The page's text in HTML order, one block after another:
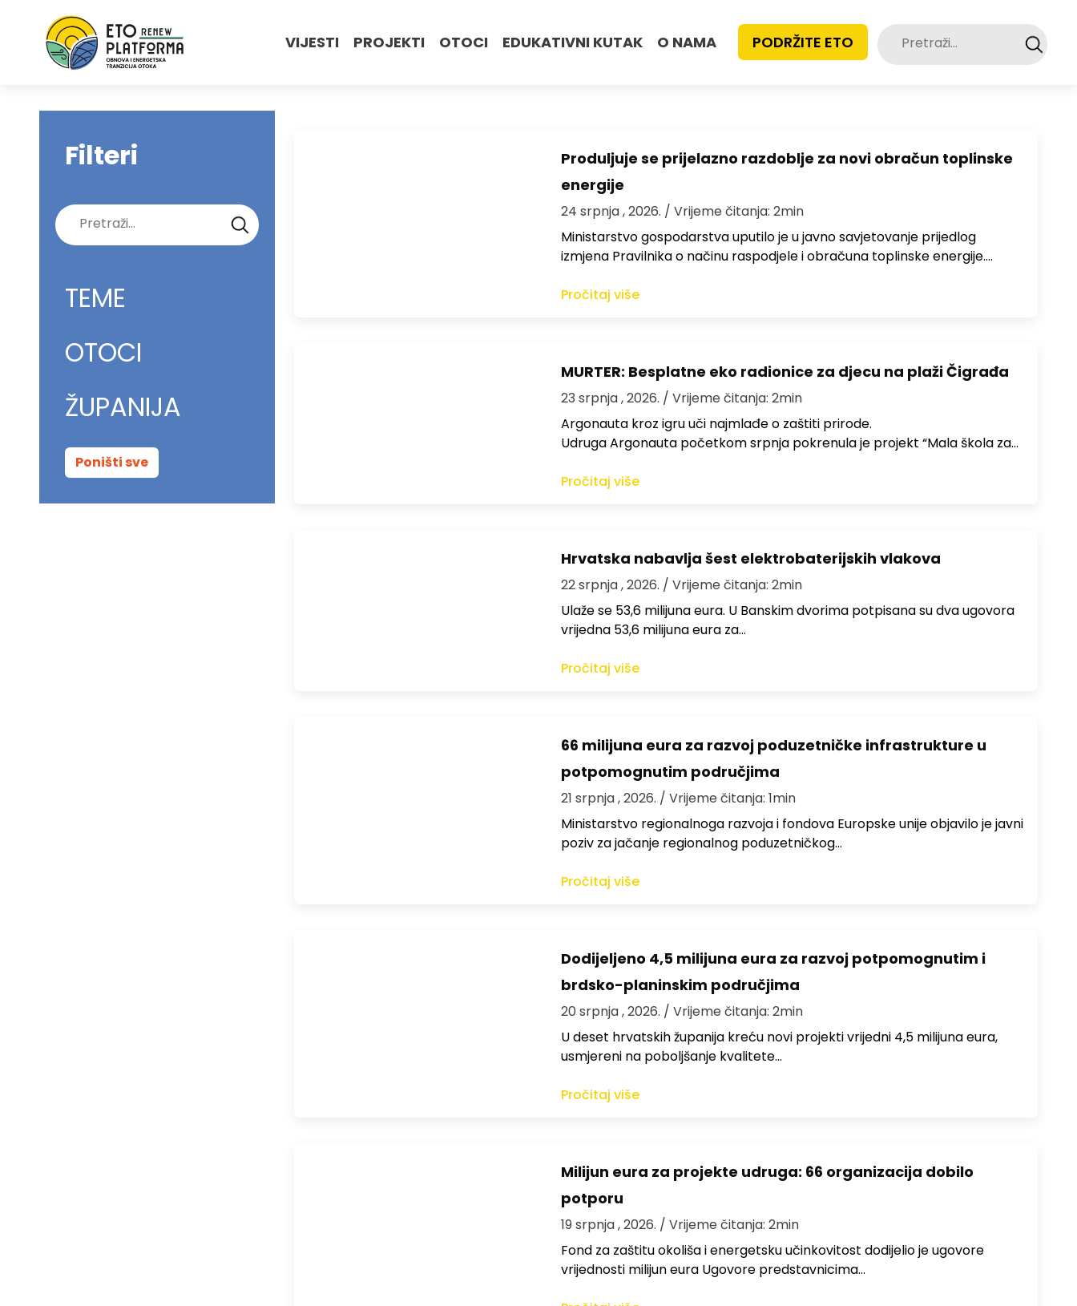
VIJESTI PROJEKTI OTOCI EDUKATIVNI KUTAK O NAMA PODRŽITE ETO Pretraži:
Filteri
Pretraži:
TEME
OTOCI
ŽUPANIJA
Poništi sve
Produljuje se prijelazno razdoblje za novi obračun toplinske
energije
24 srpnja , 2026. / Vrijeme čitanja: 2min
Ministarstvo gospodarstva uputilo je u javno savjetovanje prijedlog
izmjena Pravilnika o načinu raspodjele i obračuna toplinske energije.…
Pročitaj više
MURTER: Besplatne eko radionice za djecu na plaži Čigrađa
23 srpnja , 2026. / Vrijeme čitanja: 2min
Argonauta kroz igru uči najmlađe o zaštiti prirode.
Udruga Argonauta početkom srpnja pokrenula je projekt “Mala škola za…
Pročitaj više
Hrvatska nabavlja šest elektrobaterijskih vlakova
22 srpnja , 2026. / Vrijeme čitanja: 2min
Ulaže se 53,6 milijuna eura. U Banskim dvorima potpisana su dva ugovora
vrijedna 53,6 milijuna eura za…
Pročitaj više
66 milijuna eura za razvoj poduzetničke infrastrukture u
potpomognutim područjima
21 srpnja , 2026. / Vrijeme čitanja: 1min
Ministarstvo regionalnoga razvoja i fondova Europske unije objavilo je javni
poziv za jačanje regionalnog poduzetničkog…
Pročitaj više
Dodijeljeno 4,5 milijuna eura za razvoj potpomognutim i
brdsko-planinskim područjima
20 srpnja , 2026. / Vrijeme čitanja: 2min
U deset hrvatskih županija kreću novi projekti vrijedni 4,5 milijuna eura,
usmjereni na poboljšanje kvalitete…
Pročitaj više
Milijun eura za projekte udruga: 66 organizacija dobilo
potporu
19 srpnja , 2026. / Vrijeme čitanja: 2min
Fond za zaštitu okoliša i energetsku učinkovitost dodijelio je ugovore
vrijednosti milijun eura Ugovore predstavnicima…